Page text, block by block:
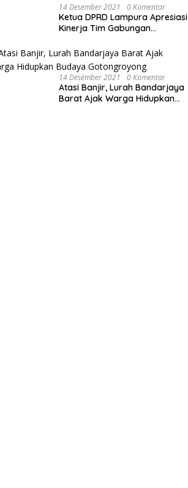
14 Desember 2021 0 Komentar
Ketua DPRD Lampura Apresiasi
Kinerja Tim Gabungan
Ciptakondisikan Pilkades
Serenta
14 Desember 2021 0 Komentar
Atasi Banjir, Lurah Bandarjaya
Barat Ajak Warga Hidupkan